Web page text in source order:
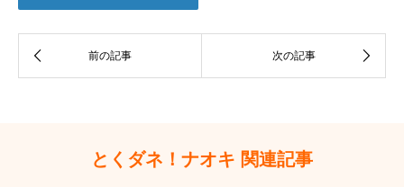
とくダネ！ナオキ 関連記事